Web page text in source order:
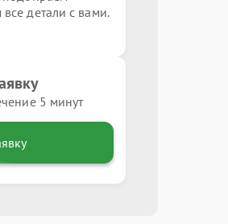
детали с вами.
5 минут